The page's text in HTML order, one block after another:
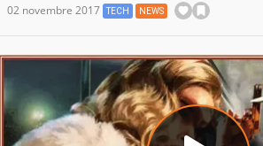
02 novembre 2017 TECH NEWS